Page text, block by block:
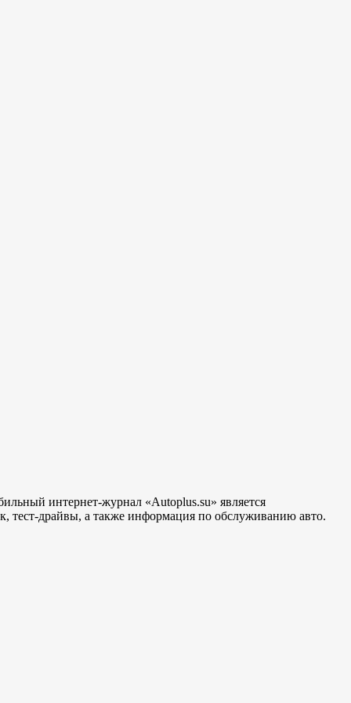
интернет-журнал «Autoplus.su» является
тест-драйвы, а также информация по обслуживанию авто.